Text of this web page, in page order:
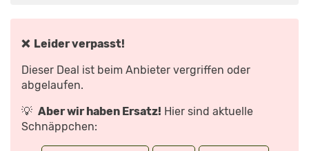
❌ Leider verpasst!
Dieser Deal ist beim Anbieter vergriffen oder
abgelaufen.
💡 Aber wir haben Ersatz! Hier sind aktuelle
Schnäppchen:
AUTO
UND
SPORT“
VON
YOUTUBE